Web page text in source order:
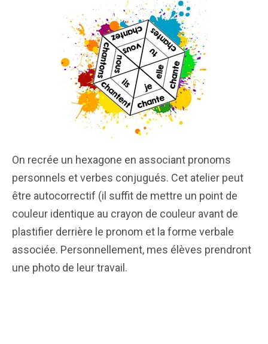
On recrée un hexagone en associant pronoms
personnels et verbes conjugués. Cet atelier peut
être autocorrectif (il suffit de mettre un point de
couleur identique au crayon de couleur avant de
plastifier derrière le pronom et la forme verbale
associée. Personnellement, mes élèves prendront
une photo de leur travail.